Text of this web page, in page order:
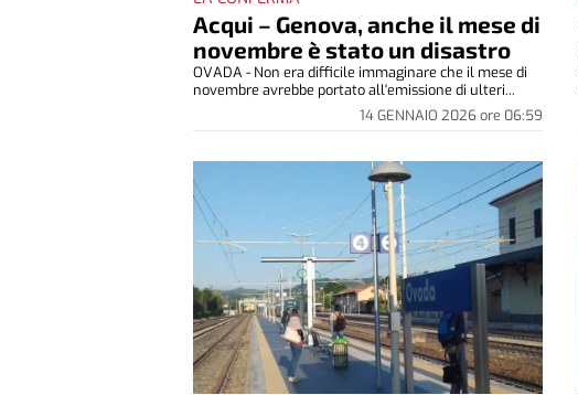
Acqui – Genova, anche il mese di
novembre è stato un disastro
14 GENNAIO 2026ore 06:59
OVADA - Non era difficile immaginare che il mese di
novembre avrebbe portato all'emissione di ulteri...